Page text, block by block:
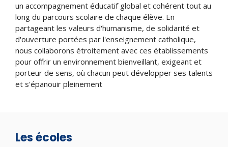
un accompagnement éducatif global et cohérent tout au
long du parcours scolaire de chaque élève. En
partageant les valeurs d'humanisme, de solidarité et
d'ouverture portées par l'enseignement catholique,
nous collaborons étroitement avec ces établissements
pour offrir un environnement bienveillant, exigeant et
porteur de sens, où chacun peut développer ses talents
et s'épanouir pleinement
Les écoles